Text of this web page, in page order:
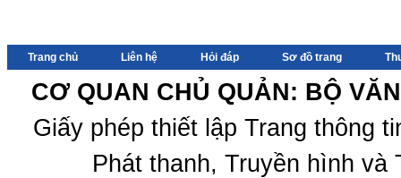
Trang chủ Liên hệ Hỏi đáp Sơ đồ trang
CƠ QUAN CHỦ QUẢN: BỘ
Giấy phép thiết lập Trang thông
Phát thanh, Truyền hình